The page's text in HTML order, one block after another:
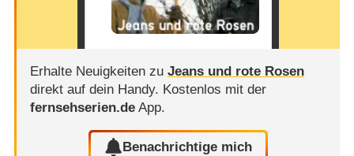
Erhalte Neuigkeiten zu Jeans und rote Rosen
direkt auf dein Handy. Kostenlos mit der
fernsehserien.deApp.
Benachrichtige mich